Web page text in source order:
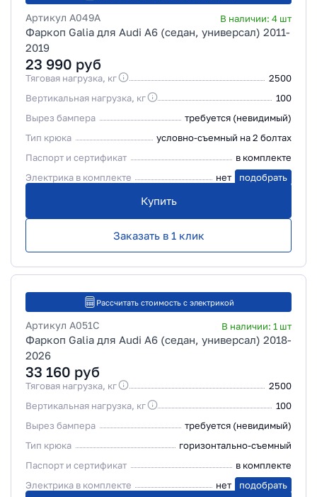
Артикул A049A В наличии: 4 шт
Фаркоп Galia для Audi A6 (седан, универсал) 2011-
2019
23 990 руб
Тяговая нагрузка, кг
2500
Вертикальная нагрузка, кг
100
Вырез бампера
требуется (невидимый)
Тип крюка
условно-съемный на 2 болтах
Паспорт и сертификат
в комплекте
Электрика в комплекте
нет подобрать
Купить
Заказать в 1 клик
Рассчитать стоимость с электрикой
Артикул A051C В наличии: 1 шт
Фаркоп Galia для Audi A6 (седан, универсал) 2018-
2026
33 160 руб
Тяговая нагрузка, кг
2500
Вертикальная нагрузка, кг
100
Вырез бампера
требуется (невидимый)
Тип крюка
горизонтально-съемный
Паспорт и сертификат
в комплекте
Электрика в комплекте
нет подобрать